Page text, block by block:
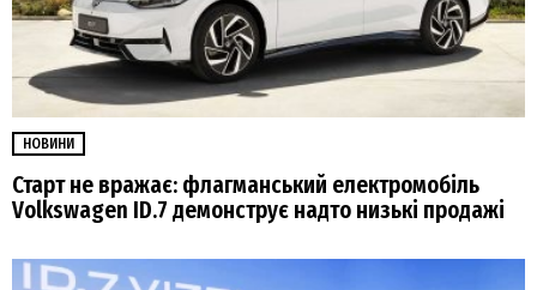
НОВИНИ
Старт не вражає: флагманський електромобіль
Volkswagen ID.7 демонструє надто низькі продажі